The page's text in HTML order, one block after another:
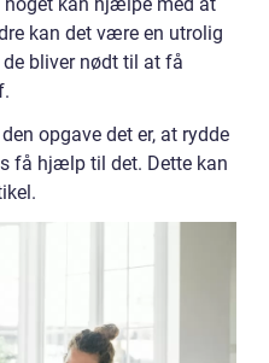
noget kan hjælpe med at
kan det være en utrolig
bliver nødt til at få
opgave det er, at rydde
få hjælp til det. Dette kan